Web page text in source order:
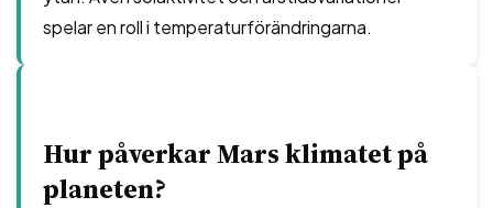
spelar en roll i temperaturförändringarna.
Hur påverkar Mars klimatet på
planeten?